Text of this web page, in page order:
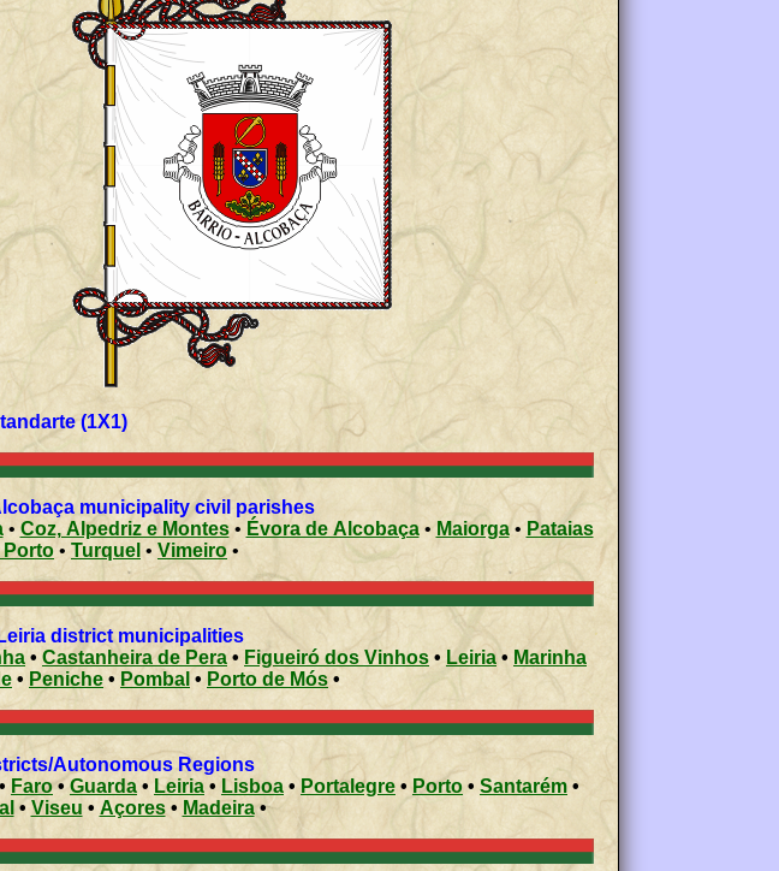
(1X1)
de Alcobaça - Alcobaça municipality civil parishes
• Coz, Alpedriz e Montes• Évora de Alcobaça• Maiorga• Pataias
Porto• Turquel • Vimeiro •
do distrito de Leiria - Leiria district municipalities
• Castanheira de Pera • Figueiró dos Vinhos • Leiria • Marinha
• Peniche • Pombal • Porto de Mós •
- Districts/Autonomous Regions
• Faro• Guarda • Leiria • Lisboa • Portalegre • Porto • Santarém •
• Viseu • Açores• Madeira•